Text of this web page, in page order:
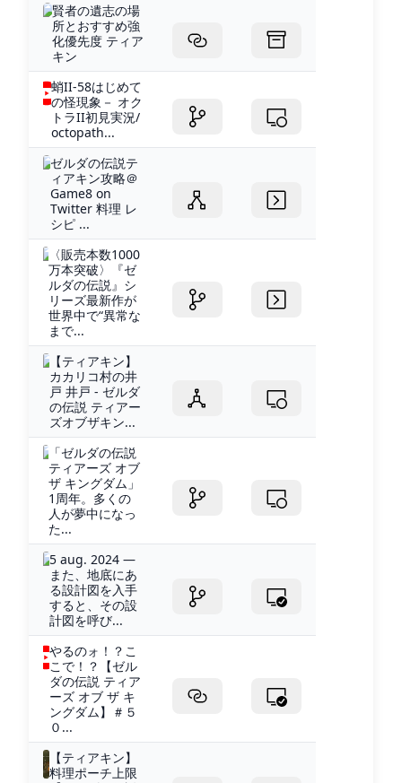
賢者の遺志の場
所とおすすめ強
化優先度 ティア
キン
蛸II-58はじめて
の怪現象－ オク
トラII初見実況/
octopath...
ゼルダの伝説テ
ィアキン攻略＠
Game8 on
Twitter 料理 レ
シピ ...
〈販売本数1000
万本突破〉『ゼ
ルダの伝説』シ
リーズ最新作が
世界中で“異常な
まで...
【ティアキン】
カカリコ村の井
戸 井戸 - ゼルダ
の伝説 ティアー
ズオブザキン...
「ゼルダの伝説
ティアーズ オブ
ザ キングダム」
1周年。多くの
人が夢中になっ
た...
5 aug. 2024 —
また、地底にあ
る設計図を入手
すると、その設
計図を呼び...
やるのォ！？こ
こで！？【ゼル
ダの伝説 ティア
ーズ オブ ザ キ
ングダム】＃５
０...
【ティアキン】
料理ポーチ上限